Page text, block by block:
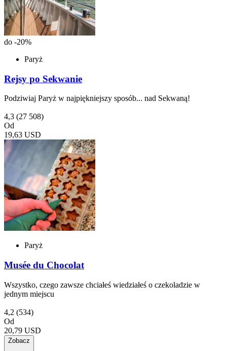
do -20%
Paryż
Rejsy po Sekwanie
Podziwiaj Paryż w najpiękniejszy sposób... nad Sekwaną!
4,3 (27 508)
Od
19,63 USD
Paryż
Musée du Chocolat
Wszystko, czego zawsze chciałeś wiedziałeś o czekoladzie w
jednym miejscu
4,2 (534)
Od
20,79 USD
Zobacz